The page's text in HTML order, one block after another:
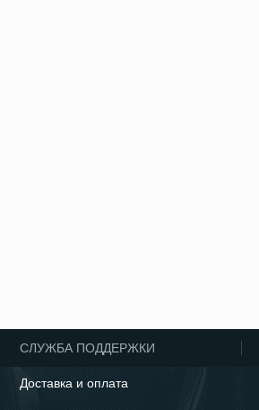
СЛУЖБА ПОДДЕРЖКИ
Доставка и оплата